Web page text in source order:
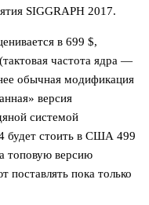
SIGGRAPH 2017.
в 699 $,
частота ядра —
обычная модификация
версия
системой
будет стоить в США 499
топовую версию
пока только